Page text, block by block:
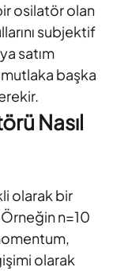
osilatör olan
subjektif
satım
mutlaka başka
Nasıl
olarak bir
n=10
olarak